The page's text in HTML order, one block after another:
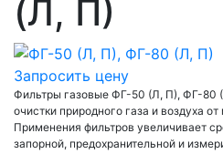
(Л, П)
Запросить цену
Фильтры газовые ФГ-50 (Л, П), ФГ-80
очистки природного газа и воздуха
Применения фильтров увеличивает
запорной, предохранительной и